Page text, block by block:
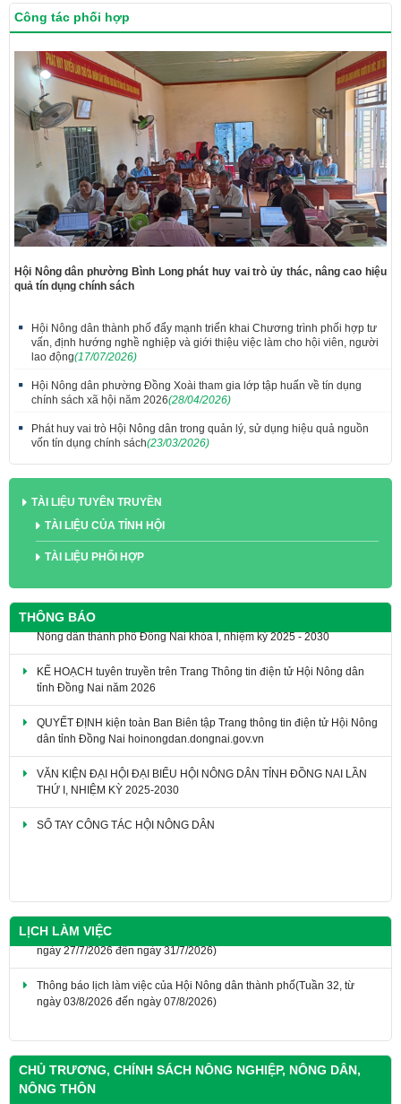
Công tác phối hợp
Hội Nông dân phường Bình Long phát huy vai trò ủy thác, nâng cao hiệu
quả tín dụng chính sách
Hội Nông dân thành phố đẩy mạnh triển khai Chương trình phối hợp tư
vấn, định hướng nghề nghiệp và giới thiệu việc làm cho hội viên, người
lao động(17/07/2026)
Hội Nông dân phường Đồng Xoài tham gia lớp tập huấn về tín dụng
chính sách xã hội năm 2026(28/04/2026)
Phát huy vai trò Hội Nông dân trong quản lý, sử dụng hiệu quả nguồn
vốn tín dụng chính sách(23/03/2026)
TÀI LIỆU TUYÊN TRUYỀN
TÀI LIỆU CỦA TỈNH HỘI
TÀI LIỆU PHỐI HỢP
THÔNG BÁO
KẾ HOẠCH tuyên truyền trên Trang Thông tin điện tử Hội Nông dân
QUYẾT ĐỊNH kiện toàn Ban Biên tập Trang thông tin điện tử Hội Nông
VĂN KIỆN ĐẠI HỘI ĐẠI BIỂU HỘI NÔNG DÂN TỈNH ĐỒNG NAI LẦN
SỔ TAY CÔNG TÁC HỘI NÔNG DÂN
THÔNG BÁO Giới thiệu chức danh và chữ ký của Phó Chủ tịch Hội
LỊCH LÀM VIỆC
Thông báo lịch làm việc của Hội Nông dân thành phố(Tuần 32, từ
THÔNG BÁO Lịch làm việc của Hội Nông dân thành phố (Tuần 31, từ
CHỦ TRƯƠNG, CHÍNH SÁCH NÔNG NGHIỆP, NÔNG DÂN,
NÔNG THÔN